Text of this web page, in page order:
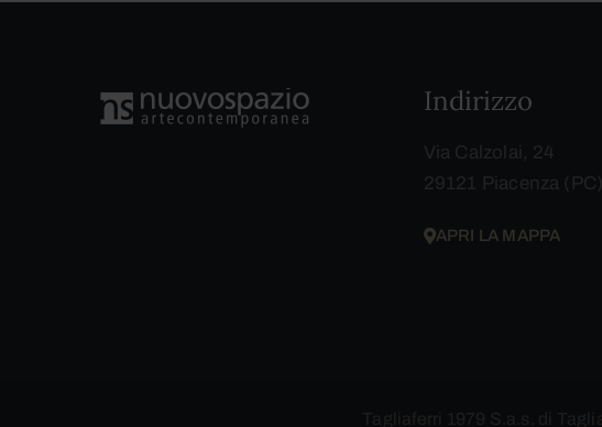
Indirizzo
Via Calzolai, 24
29121 Piacenza (PC)
APRI LA MAPPA